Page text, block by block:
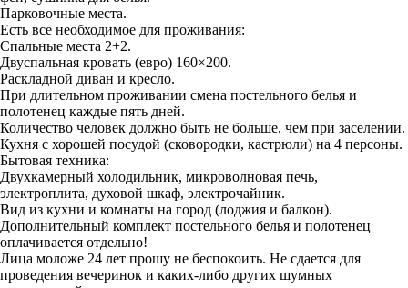
Парковочные места.
Есть все необходимое для проживания:
Спальные места 2+2.
Двуспальная кровать (евро) 160×200.
Раскладной диван и кресло.
При длительном проживании смена постельного белья и
полотенец каждые пять дней.
Количество человек должно быть не больше, чем при заселении.
Кухня с хорошей посудой (сковородки, кастрюли) на 4 персоны.
Бытовая техника:
Двухкамерный холодильник, микроволновая печь,
электроплита, духовой шкаф, электрочайник.
Вид из кухни и комнаты на город (лоджия и балкон).
Дополнительный комплект постельного белья и полотенец
оплачивается отдельно!
Лица моложе 24 лет прошу не беспокоить. Не сдается для
проведения вечеринок и каких-либо других шумных